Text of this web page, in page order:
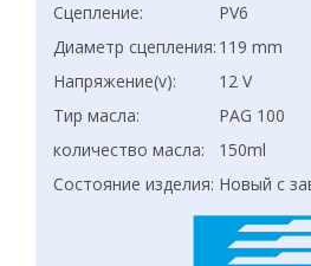
Сцепление:
PV6
Диаметр сцепления: 119 mm
Напряжение(v):
12 V
Тир масла:
PAG 100
количество масла:
150ml
Состояние изделия: Новый с